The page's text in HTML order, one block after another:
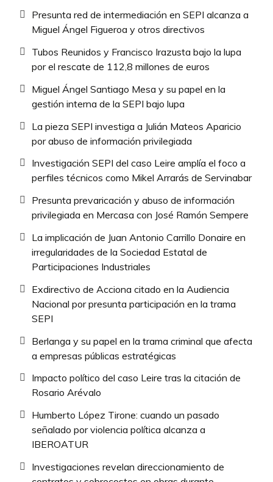
Presunta red de intermediación en SEPI alcanza a
Miguel Ángel Figueroa y otros directivos
Tubos Reunidos y Francisco Irazusta bajo la lupa
por el rescate de 112,8 millones de euros
Miguel Ángel Santiago Mesa y su papel en la
gestión interna de la SEPI bajo lupa
La pieza SEPI investiga a Julián Mateos Aparicio
por abuso de información privilegiada
Investigación SEPI del caso Leire amplía el foco a
perfiles técnicos como Mikel Arrarás de Servinabar
Presunta prevaricación y abuso de información
privilegiada en Mercasa con José Ramón Sempere
La implicación de Juan Antonio Carrillo Donaire en
irregularidades de la Sociedad Estatal de
Participaciones Industriales
Exdirectivo de Acciona citado en la Audiencia
Nacional por presunta participación en la trama
SEPI
Berlanga y su papel en la trama criminal que afecta
a empresas públicas estratégicas
Impacto político del caso Leire tras la citación de
Rosario Arévalo
Humberto López Tirone: cuando un pasado
señalado por violencia política alcanza a
IBEROATUR
Investigaciones revelan direccionamiento de